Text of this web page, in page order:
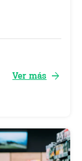
Ver más arrow_forward